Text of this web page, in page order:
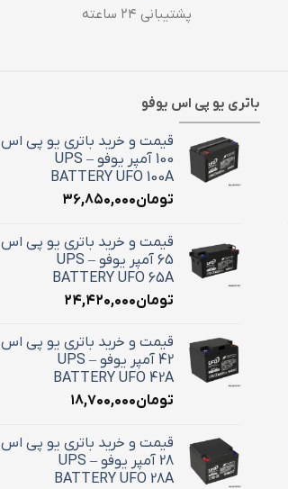
پشتیبانی ۲۴ ساعته
باتری یو پی اس یوفو
قیمت و خرید باتری یو پی اس
100 آمپر یوفو – UPS
BATTERY UFO 100A
تومان۳۶,۸۵۰,۰۰۰
قیمت و خرید باتری یو پی اس
65 آمپر یوفو – UPS
BATTERY UFO 65A
تومان۲۴,۴۲۰,۰۰۰
قیمت و خرید باتری یو پی اس
42 آمپر یوفو – UPS
BATTERY UFO 42A
تومان۱۸,۷۰۰,۰۰۰
قیمت و خرید باتری یو پی اس
28 آمپر یوفو – UPS
BATTERY UFO 28A